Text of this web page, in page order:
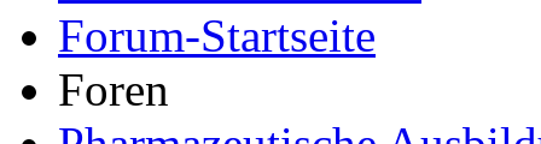
Forum-Startseite
Foren